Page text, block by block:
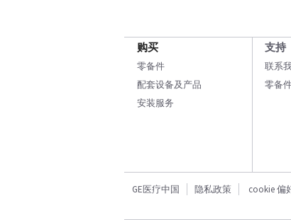
购买
零备件
配套设备及产品
安装服务
支持
联系
零备
GE医疗中国 隐私政策 cookie 偏